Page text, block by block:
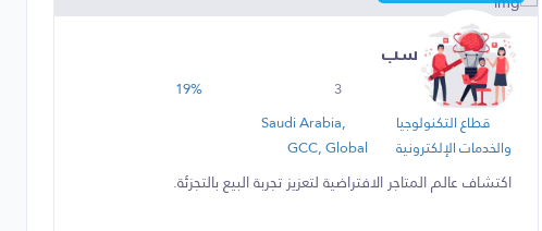
المتجر المحوسب
2354
3
19%
قطاع التكنولوجيا
والخدمات الإلكترونية
Saudi Arabia,
GCC, Global
اكتشاف عالم المتاجر الافتراضية لتعزيز تجربة البيع بالتجزئة.